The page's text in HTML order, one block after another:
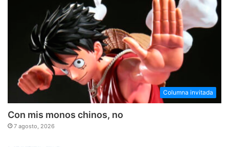
Columna invitada
Con mis monos chinos, no
7 agosto, 2026